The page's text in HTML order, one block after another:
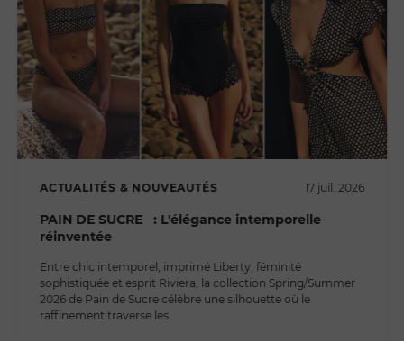
ACTUALITÉS & NOUVEAUTÉS 17 juil. 2026
PAIN DE SUCRE : L'élégance intemporelle
réinventée
Entre chic intemporel, imprimé Liberty, féminité
sophistiquée et esprit Riviera, la collection Spring/Summer
2026 de Pain de Sucre célèbre une silhouette où le
raffinement traverse les